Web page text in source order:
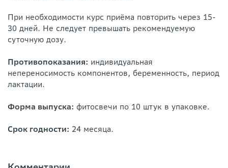
При необходимости курс приёма повторить через 15-
30 дней. Не следует превышать рекомендуемую
суточную дозу.
Противопоказания: индивидуальная
непереносимость компонентов, беременность, период
лактации.
Форма выпуска: фитосвечи по 10 штук в упаковке.
Срок годности: 24 месяца.